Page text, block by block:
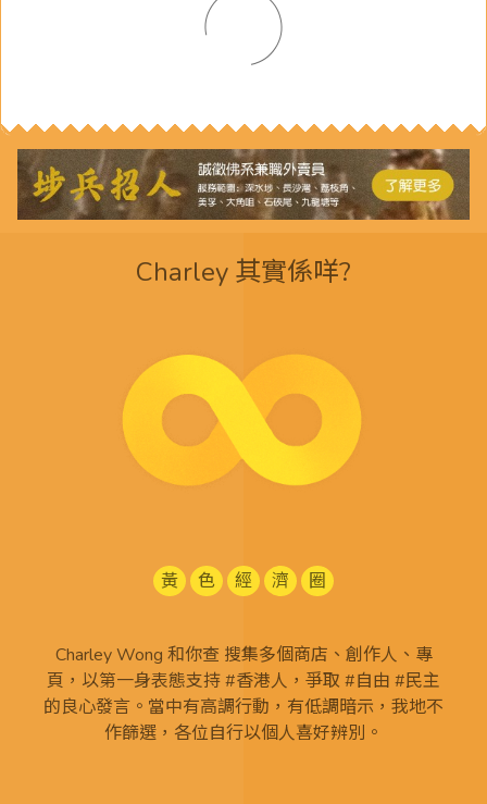
Charley 其實係咩?
黃 色 經 濟 圈
Charley Wong 和你查 搜集多個商店、創作人、專
頁，以第一身表態支持 #香港人，爭取 #自由 #民主
的良心發言。當中有高調行動，有低調暗示，我地不
作篩選，各位自行以個人喜好辨別。